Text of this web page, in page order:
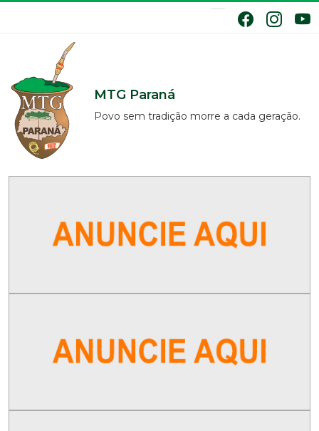
MTG Paraná
Povo sem tradição morre a cada geração.